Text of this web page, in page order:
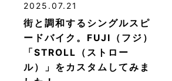
2025.07.21
街と調和するシングルスピ
ードバイク。FUJI（フジ）
「STROLL（ストロー
ル）」をカスタムしてみま